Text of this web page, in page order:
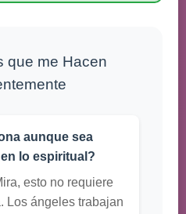
que me Hacen
aunque sea
lo espiritual?
esto no requiere
Los ángeles trabajan